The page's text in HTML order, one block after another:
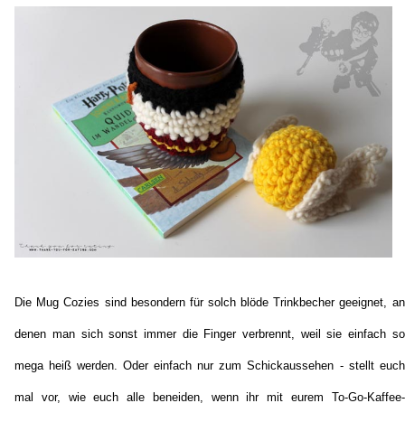
Die Mug Cozies sind besondern für solch blöde Trinkbecher geeignet, an
denen man sich sonst immer die Finger verbrennt, weil sie einfach so
mega heiß werden. Oder einfach nur zum Schickaussehen - stellt euch
mal vor, wie euch alle beneiden, wenn ihr mit eurem To-Go-Kaffee-